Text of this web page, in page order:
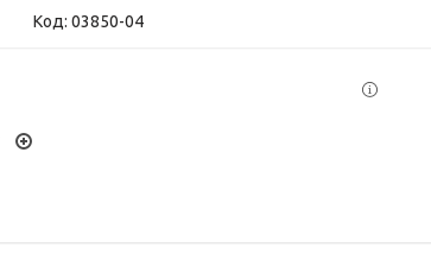
Код: 03850-04